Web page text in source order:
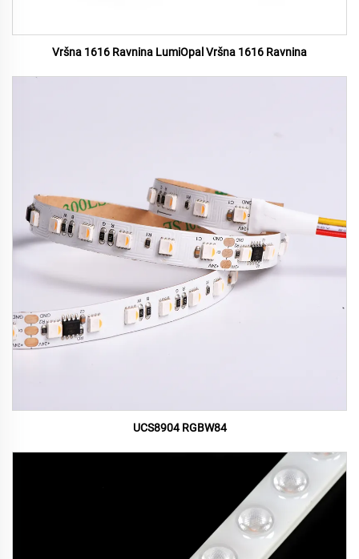
Vršna 1616 Ravnina LumiOpal Vršna 1616 Ravnina
UCS8904 RGBW84